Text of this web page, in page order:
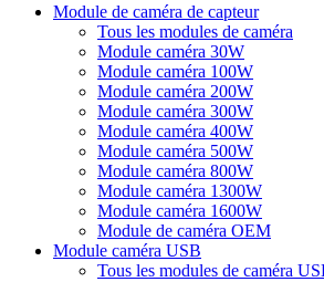
Module de caméra de capteur
Tous les modules de caméra
Module caméra 30W
Module caméra 100W
Module caméra 200W
Module caméra 300W
Module caméra 400W
Module caméra 500W
Module caméra 800W
Module caméra 1300W
Module caméra 1600W
Module de caméra OEM
Module caméra USB
Tous les modules de caméra